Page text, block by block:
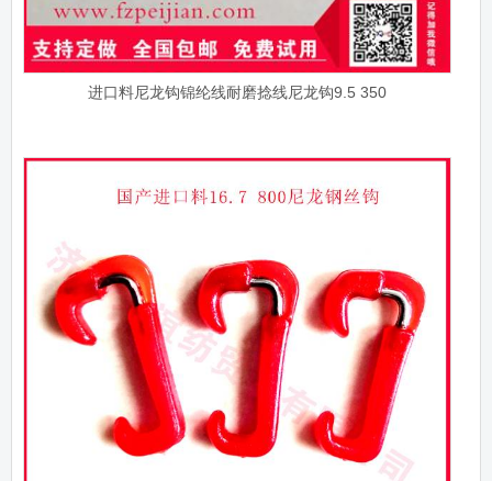
进口料尼龙钩锦纶线耐磨捻线尼龙钩9.5 350